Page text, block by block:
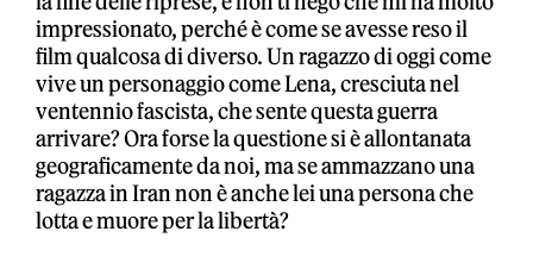
impressionato, perché è come se avesse reso il
film qualcosa di diverso. Un ragazzo di oggi come
vive un personaggio come Lena, cresciuta nel
ventennio fascista, che sente questa guerra
arrivare? Ora forse la questione si è allontanata
geograficamente da noi, ma se ammazzano una
ragazza in Iran non è anche lei una persona che
lotta e muore per la libertà?